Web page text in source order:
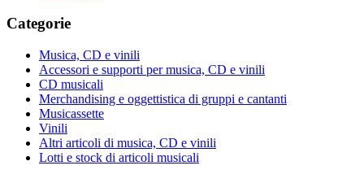
Categorie
Musica, CD e vinili
Accessori e supporti per musica, CD e vinili
CD musicali
Merchandising e oggettistica di gruppi e cantanti
Musicassette
Vinili
Altri articoli di musica, CD e vinili
Lotti e stock di articoli musicali